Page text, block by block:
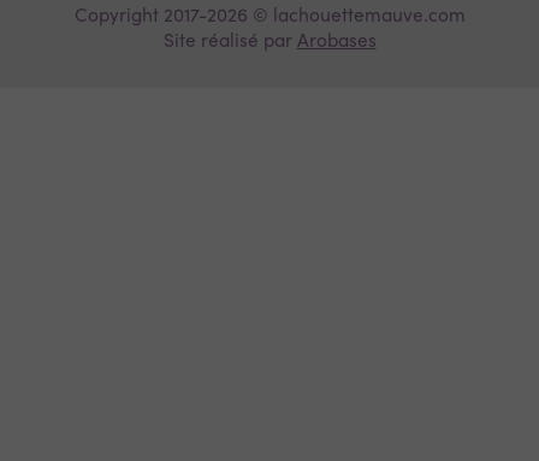
Copyright 2017-2026 © lachouettemauve.com
Site réalisé par Arobases